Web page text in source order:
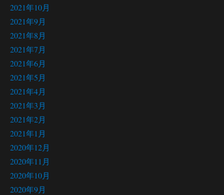
2021年10月
2021年9月
2021年8月
2021年7月
2021年6月
2021年5月
2021年4月
2021年3月
2021年2月
2021年1月
2020年12月
2020年11月
2020年10月
2020年9月